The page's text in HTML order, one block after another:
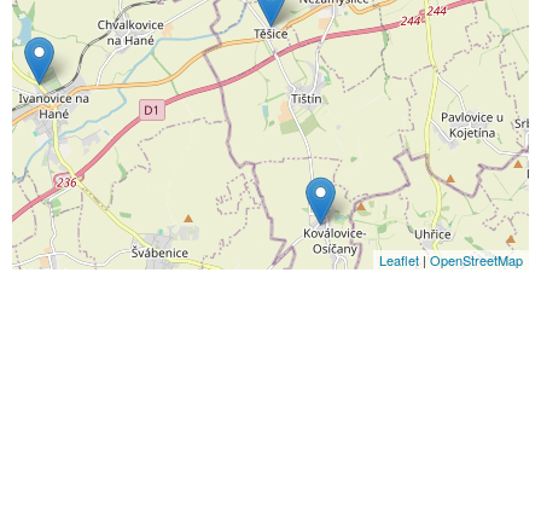
Leaflet | OpenStreetMap